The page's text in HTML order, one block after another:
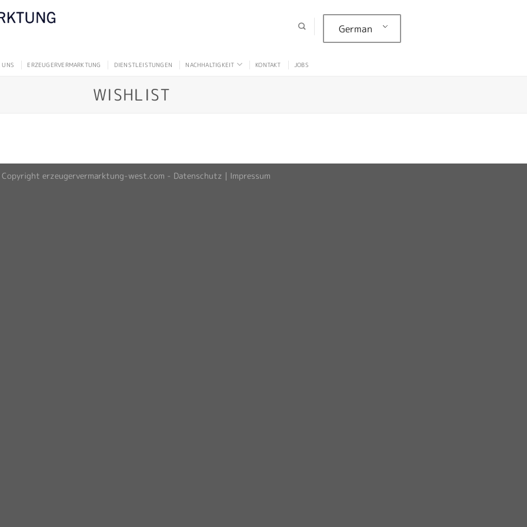
German
UNS ERZEUGERVERMARKTUNG DIENSTLEISTUNGEN NACHHALTIGKEIT KONTAKT JOBS
WISHLIST
erzeugervermarktung-west.com - Datenschutz | Impressum